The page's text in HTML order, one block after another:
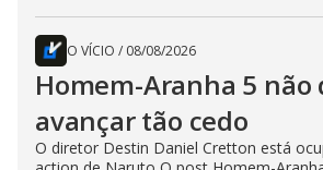
O VÍCIO / 08/08/2026
Homem-Aranha 5 não
avançar tão cedo
O diretor Destin Daniel Cretton está